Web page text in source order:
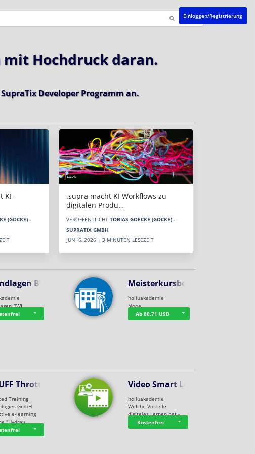
Einloggen/Registrierung
Hochdruck daran.
SupraTix Developer Programman.
KI-
(GÖCKE) -
.supra macht KI Workflows zu
digitalen Produ…
VERÖFFENTLICHT TOBIAS GOECKE (GÖCKE) -
SUPRATIX GMBH
JUNI 6, 2026 | 3 MINUTEN LESEZEIT
BWL
BWL
Meisterkursbegl…
holluakademie
None
Ab 80,71 USD
Throttle…
Training
GmbH
e-learning
"Hydrau…
Video Smart Lea…
holluakademie
Welche Vorteile
digitales Lernen hat - …
Kostenfrei